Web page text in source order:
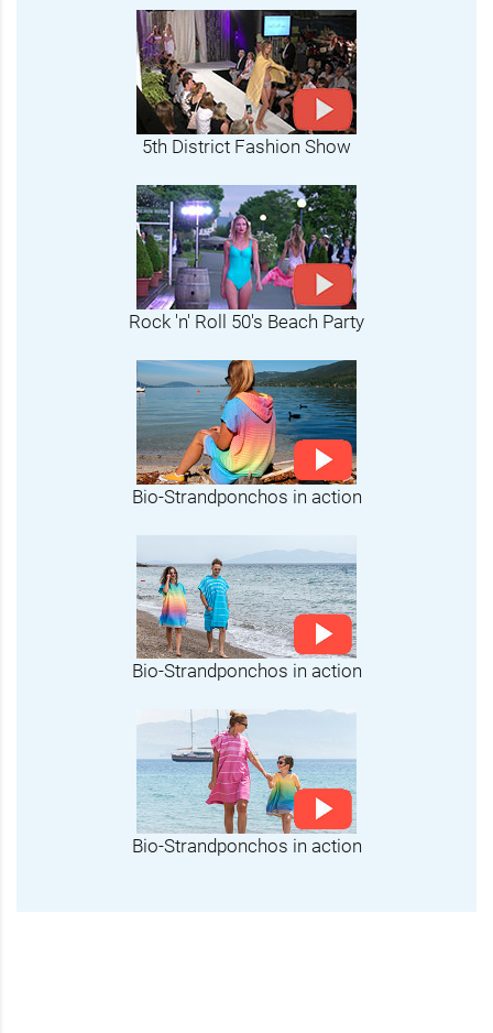
5th District Fashion Show
Rock 'n' Roll 50's Beach Party
Bio-Strandponchos in action
Bio-Strandponchos in action
Bio-Strandponchos in action